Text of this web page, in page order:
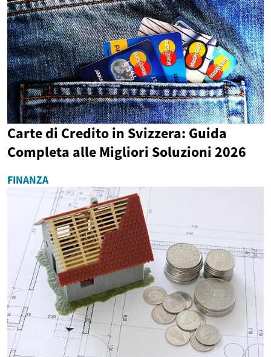
Carte di Credito in Svizzera: Guida
Completa alle Migliori Soluzioni 2026
FINANZA